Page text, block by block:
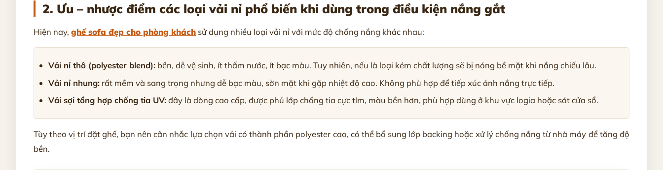
2. Ưu – nhược điểm các loại vải nỉ phổ biến khi dùng trong điều kiện nắng gắt
Hiện nay,ghế sofa đẹp cho phòng khách sử dụng nhiều loại vải nỉ với mức độ chống nắng khác nhau:
Vải nỉ thô (polyester blend):bền, dễ vệ sinh, ít thấm nước, ít bạc màu. Tuy nhiên, nếu là loại kém chất lượng sẽ bị nóng bề mặt khi nắng chiếu lâu.
Vải nỉ nhung:rất mềm và sang trọng nhưng dễ bạc màu, sờn mặt khi gặp nhiệt độ cao. Không phù hợp để tiếp xúc ánh nắng trực tiếp.
Vải sợi tổng hợp chống tia UV:đây là dòng cao cấp, được phủ lớp chống tia cực tím, màu bền hơn, phù hợp dùng ở khu vực logia hoặc sát cửa sổ.
Tùy theo vị trí đặt ghế, bạn nên cân nhắc lựa chọn vải có thành phần polyester cao, có thể bổ sung lớp backing hoặc xử lý chống nắng từ nhà máy để tăng độ
bền.